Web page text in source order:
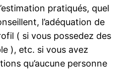
pratiqués, quel
l’adéquation de
( si vous possedez des
), etc. si vous avez
qu’aucune personne